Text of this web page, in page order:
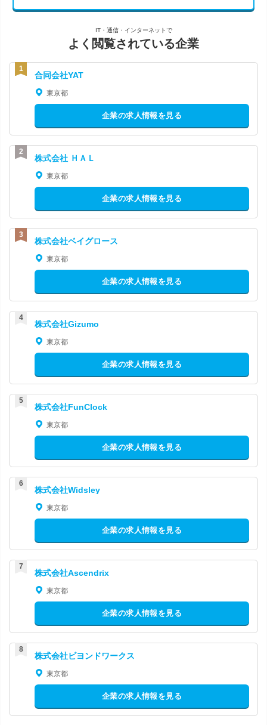
IT・通信・インターネットで
よく閲覧されている企業
合同会社YAT
東京都
企業の求人情報を見る
株式会社 ＨＡＬ
東京都
企業の求人情報を見る
株式会社ベイグロース
東京都
企業の求人情報を見る
株式会社Gizumo
東京都
企業の求人情報を見る
株式会社FunClock
東京都
企業の求人情報を見る
株式会社Widsley
東京都
企業の求人情報を見る
株式会社Ascendrix
東京都
企業の求人情報を見る
株式会社ビヨンドワークス
東京都
企業の求人情報を見る